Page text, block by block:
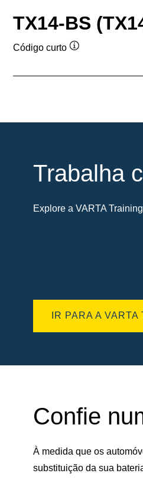
TX14-BS
Código curto
ferramenta
Trabalha
Explore a VARTA
IR PARA A
Confie
À medida que os
substituição da sua